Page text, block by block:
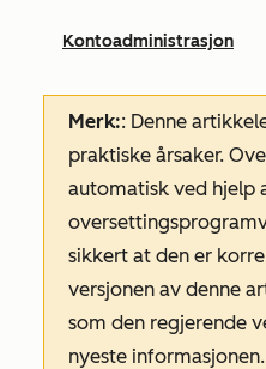
Kontoadministrasjon
Merk:: Denne
praktiske årsaker.
automatisk ved hjelp
sikkert at den er
versjonen av denne
som den regjerende
nyeste